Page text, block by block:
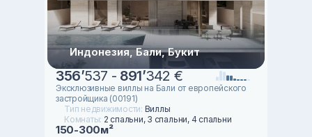
Индонезия, Бали, Букит
356’537 - 891’342 €
Эксклюзивные виллы на Бали от европейского
застройщика (00191)
Тип недвижимости: Виллы
Комнаты: 2 спальни, 3 спальни, 4 спальни
150-300м²